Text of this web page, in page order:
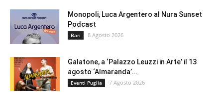
Monopoli, Luca Argentero al Nura Sunset
Podcast
Bari 8 Agosto 2026
Galatone, a ‘Palazzo Leuzzi in Arte’ il 13
agosto ‘Almaranda’...
Eventi Puglia 7 Agosto 2026